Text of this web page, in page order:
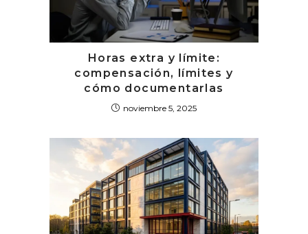
Horas extra y límite:
compensación, límites y
cómo documentarlas
noviembre 5, 2025